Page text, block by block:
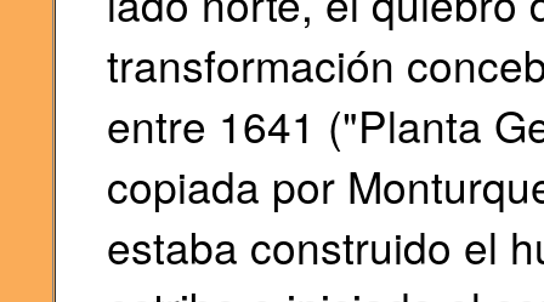
transformación
entre 1641 ("Planta
copiada por
estaba construido el